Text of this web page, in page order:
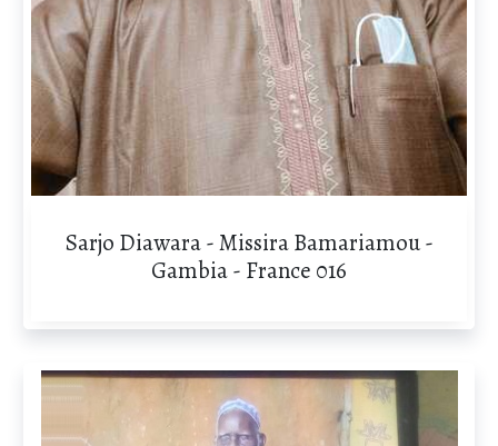
Sarjo Diawara - Missira Bamariamou -
Gambia - France 016